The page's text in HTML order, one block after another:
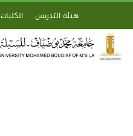
هيئة التدريس الكليات